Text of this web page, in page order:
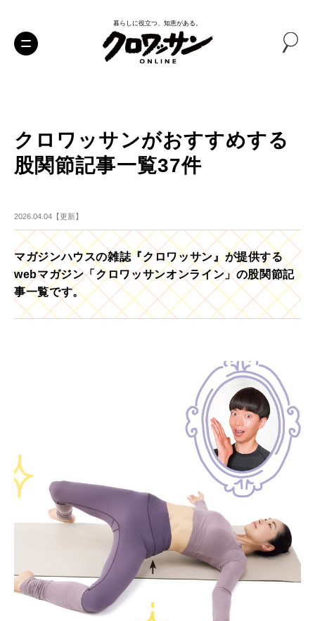
暮らしに役立つ、知恵がある。
クロワッサンがおすすめする
股関節記事一覧37件
2026.04.04【更新】
マガジンハウスの雑誌『クロワッサン』が提供する
webマガジン「クロワッサンオンライン」の股関節記
事一覧です。